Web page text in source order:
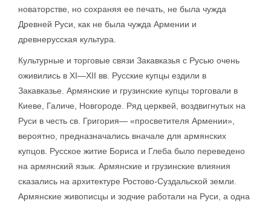
новаторстве, но сохраняя ее печать, не была чужда
Древней Руси, как не была чужда Армении и
древнерусская культура.
Культурные и торговые связи Закавказья с Русью очень
оживились в XI—XII вв. Русские купцы ездили в
Закавказье. Армянские и грузинские купцы торговали в
Киеве, Галиче, Новгороде. Ряд церквей, воздвигнутых на
Руси в честь св. Григория— «просветителя Армении»,
вероятно, предназначались вначале для армянских
купцов. Русское житие Бориса и Глеба было переведено
на армянский язык. Армянские и грузинские влияния
сказались на архитектуре Ростово-Суздальской земли.
Армянские живописцы и зодчие работали на Руси, а одна